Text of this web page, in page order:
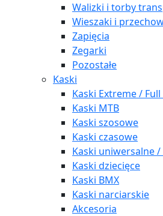
Walizki i torby
Wieszaki i
Zapięcia
Zegarki
Pozostałe
Kaski
Kaski Extreme / Full
Kaski MTB
Kaski szosowe
Kaski czasowe
Kaski uniwersalne
Kaski dziecięce
Kaski BMX
Kaski narciarskie
Akcesoria